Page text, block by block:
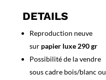
Paquebot
Generale
Transatlantique
DETAILS
Reproduction neuve
sur papier luxe 290 gr
Possibilité de la vendre
sous cadre bois/blanc ou